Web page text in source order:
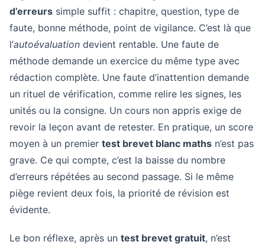
d’erreurs simple suffit : chapitre, question, type de
faute, bonne méthode, point de vigilance. C’est là que
l’autoévaluation devient rentable. Une faute de
méthode demande un exercice du même type avec
rédaction complète. Une faute d’inattention demande
un rituel de vérification, comme relire les signes, les
unités ou la consigne. Un cours non appris exige de
revoir la leçon avant de retester. En pratique, un score
moyen à un premier test brevet blanc maths n’est pas
grave. Ce qui compte, c’est la baisse du nombre
d’erreurs répétées au second passage. Si le même
piège revient deux fois, la priorité de révision est
évidente.
Le bon réflexe, après un test brevet gratuit, n’est